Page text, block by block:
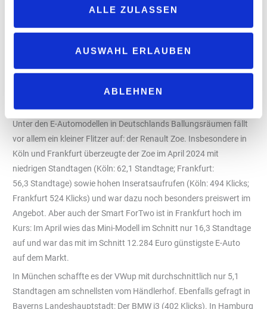
ALLE ZULASSEN
AUSWAHL ERLAUBEN
ABLEHNEN
Hamburg 35.620 Euro (plus 6.860 Euro). Die im
Großstadtvergleich günstigsten E-Autos gab es in Berlin
(33.481 Euro). Interessant: Nur in München wurden gebrauchte
und waren mit durchschnittlich 34.213 Euro knapp 2.000 Euro
Renault Zoe und Co.: Beliebte kleine Großstadtflitzer
Unter den E-Automodellen in Deutschlands Ballungsräumen fällt
vor allem ein kleiner Flitzer auf: der Renault Zoe. Insbesondere in
Köln und Frankfurt überzeugte der Zoe im April 2024 mit
niedrigen Standtagen (Köln: 62,1 Standtage; Frankfurt:
56,3 Standtage) sowie hohen Inseratsaufrufen (Köln: 494 Klicks;
Frankfurt 524 Klicks) und war dazu noch besonders preiswert im
Angebot. Aber auch der Smart ForTwo ist in Frankfurt hoch im
Kurs: Im April wies das Mini-Modell im Schnitt nur 16,3 Standtage
auf und war das mit im Schnitt 12.284 Euro günstigste E-Auto
auf dem Markt.
In München schaffte es der VWup mit durchschnittlich nur 5,1
Standtagen am schnellsten vom Händlerhof. Ebenfalls gefragt in
Bayerns Landeshauptstadt: Der BMW i3 (402 Klicks). In Hamburg